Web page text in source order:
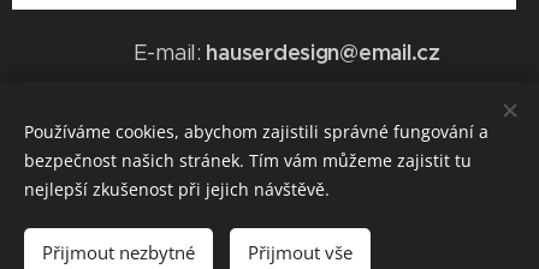
Do košíku
E-mail: hauserdesign@email.cz
Vytvořeno službouWebnode Cookies
Používáme cookies, abychom zajistili správné fungování a
bezpečnost našich stránek. Tím vám můžeme zajistit tu
nejlepší zkušenost při jejich návštěvě.
Přijmout nezbytné Přijmout vše